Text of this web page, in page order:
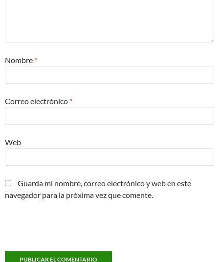
Nombre *
Correo electrónico *
Web
Guarda mi nombre, correo electrónico y web en este
navegador para la próxima vez que comente.